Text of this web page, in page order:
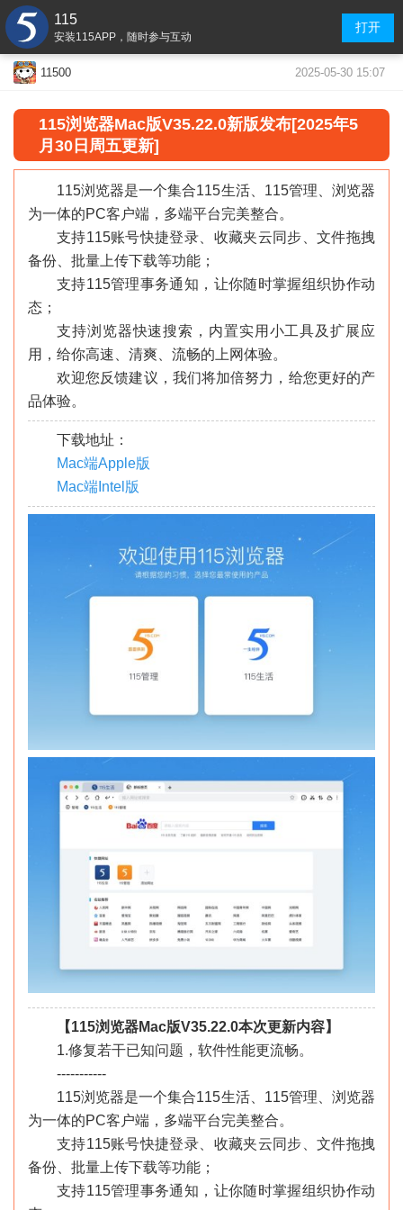
115
安装115APP，随时参与互动
打开
11500 2025-05-30 15:07
115浏览器Mac版V35.22.0新版发布[2025年5
月30日周五更新]
115浏览器是一个集合115生活、115管理、浏览器
为一体的PC客户端，多端平台完美整合。
支持115账号快捷登录、收藏夹云同步、文件拖拽
备份、批量上传下载等功能；
支持115管理事务通知，让你随时掌握组织协作动
态；
支持浏览器快速搜索，内置实用小工具及扩展应
用，给你高速、清爽、流畅的上网体验。
欢迎您反馈建议，我们将加倍努力，给您更好的产
品体验。
下载地址：
Mac端Apple版
Mac端Intel版
【115浏览器Mac版V35.22.0本次更新内容】
1.修复若干已知问题，软件性能更流畅。
-----------
115浏览器是一个集合115生活、115管理、浏览器
为一体的PC客户端，多端平台完美整合。
支持115账号快捷登录、收藏夹云同步、文件拖拽
备份、批量上传下载等功能；
支持115管理事务通知，让你随时掌握组织协作动